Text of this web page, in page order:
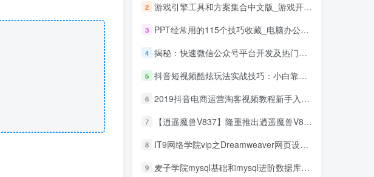
2 游戏引擎工具和方案集合中文版_游戏开发教程
3 PPT经常用的115个技巧收藏_电脑办公教程
4 揭秘：快速微信公众号平台开发及热门功能详解_新媒体运营教程
5 抖音短视频酷炫玩法实战技巧：小白靠搬运也能月入1万到10万(6节视频)
6 2019抖音电商运营淘客视频教程新手入门抖商营销教程卖货引流技巧_电商运营教程
7 【逍遥魔兽V837】隆重推出逍遥魔兽V837！带全新一键端工具
8 IT9网络学院vip之Dreamweaver网页设计（打包）无水印_UI设计教程
9 麦子学院mysql基础和mysql进阶数据库视频教程